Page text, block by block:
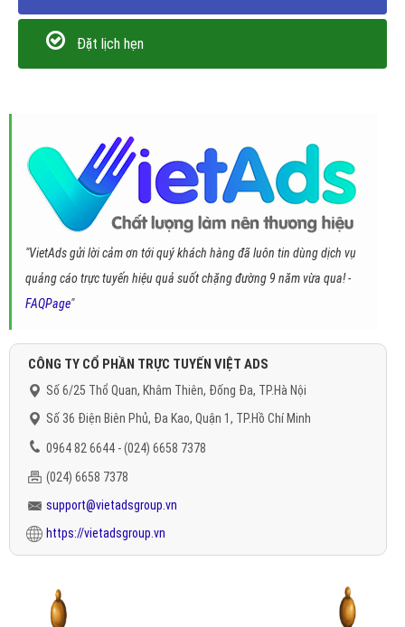
Đặt lịch hẹn
"VietAds gửi lời cảm ơn tới quý khách hàng đã luôn tin dùng dịch vụ
quảng cáo trực tuyến hiệu quả suốt chặng đường 9 năm vừa qua! -
FAQPage"
CÔNG TY CỔ PHẦN TRỰC TUYẾN VIỆT ADS
Số 6/25 Thổ Quan, Khâm Thiên, Đống Đa, TP.Hà Nội
Số 36 Điện Biên Phủ, Đa Kao, Quận 1, TP.Hồ Chí Minh
0964 82 6644 - (024) 6658 7378
(024) 6658 7378
support@vietadsgroup.vn
https://vietadsgroup.vn